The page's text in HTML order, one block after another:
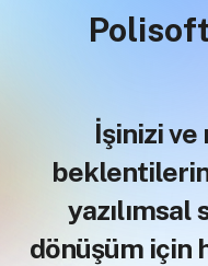
İşinizi
dönüşüm için